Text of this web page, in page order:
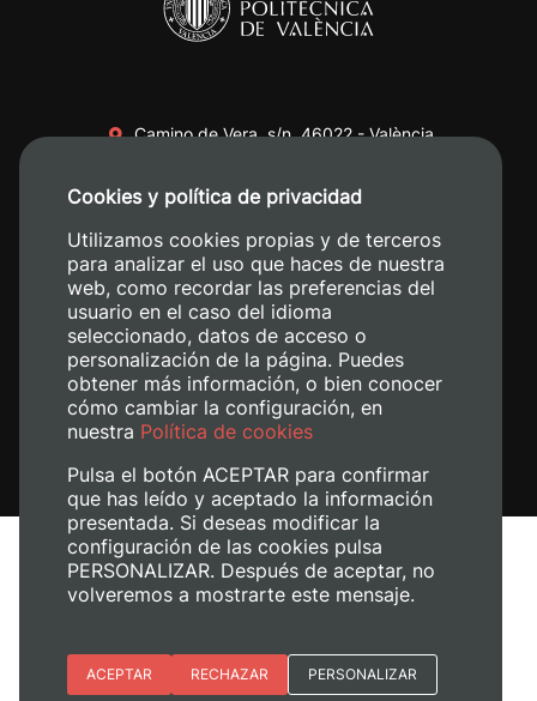
Camino de Vera, s/n. 46022 - València
+34 620 04 00 50
Aviso legal
Política de cookies
Gestionar cookies
Cookies y política de privacidad
Utilizamos cookies propias y de terceros
para analizar el uso que haces de nuestra
web, como recordar las preferencias del
usuario en el caso del idioma
seleccionado, datos de acceso o
personalización de la página. Puedes
obtener más información, o bien conocer
cómo cambiar la configuración, en
nuestra Política de cookies
Pulsa el botón ACEPTAR para confirmar
que has leído y aceptado la información
presentada. Si deseas modificar la
configuración de las cookies pulsa
PERSONALIZAR. Después de aceptar, no
volveremos a mostrarte este mensaje.
Esenciales
ACEPTAR RECHAZAR PERSONALIZAR